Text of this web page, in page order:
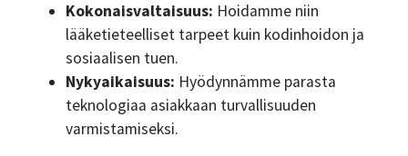
Kokonaisvaltaisuus: Hoidamme niin
lääketieteelliset tarpeet kuin kodinhoidon ja
sosiaalisen tuen.
Nykyaikaisuus: Hyödynnämme parasta
teknologiaa asiakkaan turvallisuuden
varmistamiseksi.